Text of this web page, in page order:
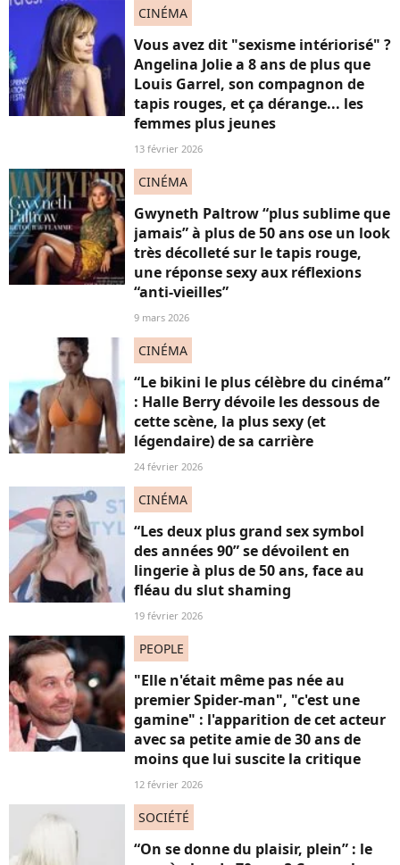
CINÉMA
Vous avez dit "sexisme intériorisé" ?
Angelina Jolie a 8 ans de plus que
Louis Garrel, son compagnon de
tapis rouges, et ça dérange... les
femmes plus jeunes
13 février 2026
CINÉMA
Gwyneth Paltrow “plus sublime que
jamais” à plus de 50 ans ose un look
très décolleté sur le tapis rouge,
une réponse sexy aux réflexions
“anti-vieilles”
9 mars 2026
CINÉMA
“Le bikini le plus célèbre du cinéma”
: Halle Berry dévoile les dessous de
cette scène, la plus sexy (et
légendaire) de sa carrière
24 février 2026
CINÉMA
“Les deux plus grand sex symbol
des années 90” se dévoilent en
lingerie à plus de 50 ans, face au
fléau du slut shaming
19 février 2026
PEOPLE
"Elle n'était même pas née au
premier Spider-man", "c'est une
gamine" : l'apparition de cet acteur
avec sa petite amie de 30 ans de
moins que lui suscite la critique
12 février 2026
SOCIÉTÉ
“On se donne du plaisir, plein” : le